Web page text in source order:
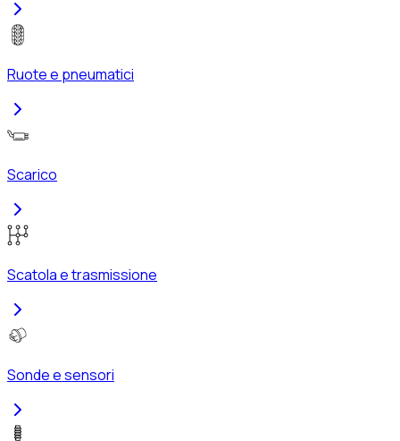
Ruote e pneumatici
Scarico
Scatola e trasmissione
Sonde e sensori